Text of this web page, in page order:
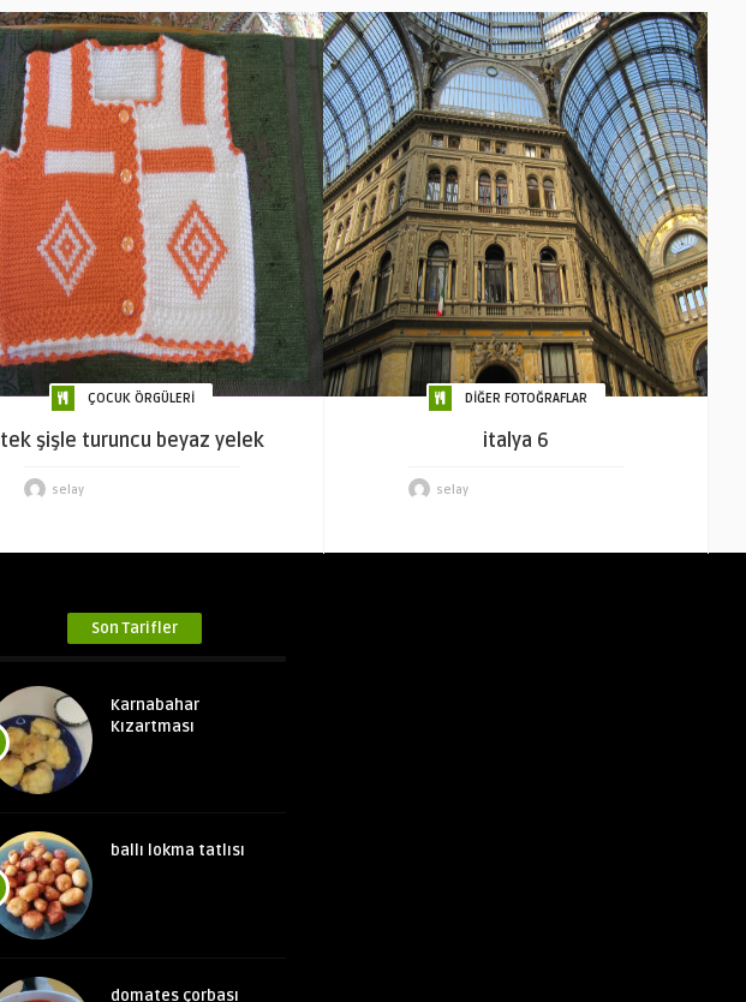
ÇOCUK ÖRGÜLERİ
tek şişle turuncu beyaz yelek
selay
DİĞER FOTOĞRAFLAR
italya 6
selay
Son Tarifler
Karnabahar
Kızartması
ballı lokma tatlısı
domates çorbası